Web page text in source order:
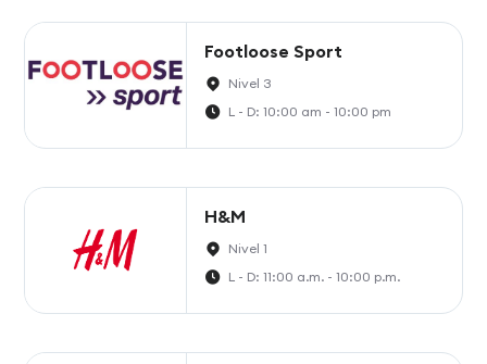
Footloose Sport
Nivel 3
L - D: 10:00 am - 10:00 pm
H&M
Nivel 1
L - D: 11:00 a.m. - 10:00 p.m.